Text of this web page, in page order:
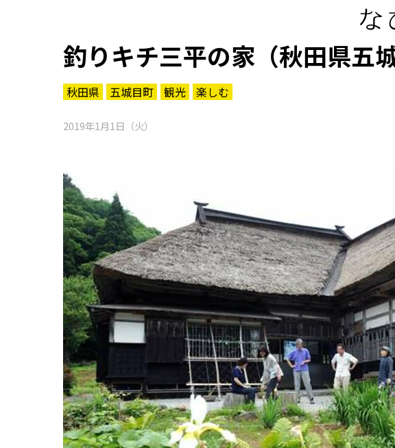
釣りキチ三平の家（秋田県五城
秋田県 五城目町 観光 楽しむ
2019年1月1日（火）
パワースポット
まつり・イベント
おみやげ・特産
道の駅・産直
アウトドア・レジャー
ご当地グルメ